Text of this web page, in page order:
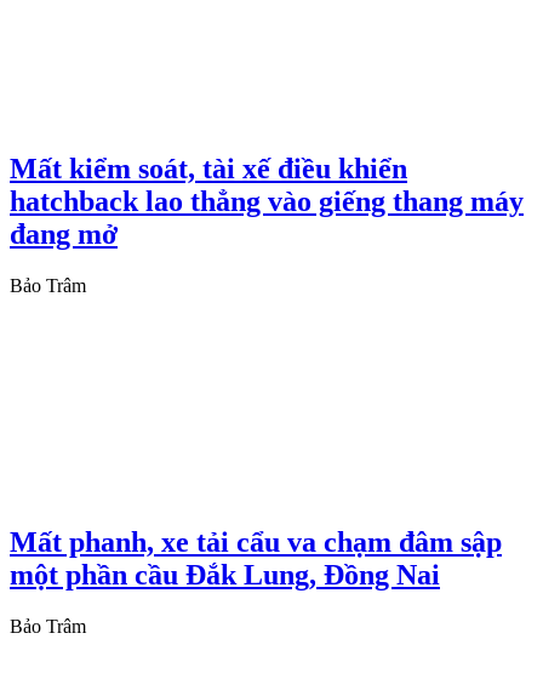
Mất kiểm soát, tài xế điều khiển
hatchback lao thẳng vào giếng thang máy
đang mở
Bảo Trâm
Mất phanh, xe tải cẩu va chạm đâm sập
một phần cầu Đắk Lung, Đồng Nai
Bảo Trâm